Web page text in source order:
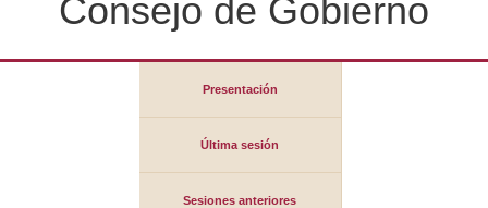
Consejo de Gobierno
Presentación
Última sesión
Sesiones anteriores